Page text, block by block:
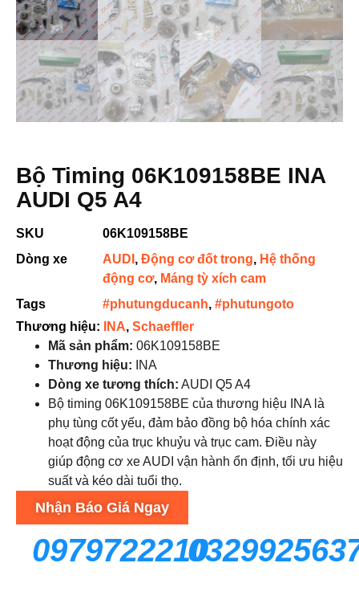
Bộ Timing 06K109158BE INA
AUDI Q5 A4
SKU
06K109158BE
Dòng xe
AUDI , Động cơ đốt trong, Hệ thống
động cơ, Máng tỳ xích cam
Tags
#phutungducanh, #phutungoto
Thương hiệu:
INA, Schaeffler
Mã sản phẩm: 06K109158BE
Thương hiệu: INA
Dòng xe tương thích: AUDI Q5 A4
Bộ timing 06K109158BE của thương hiệu INA là
phụ tùng cốt yếu, đảm bảo đồng bộ hóa chính xác
hoạt động của trục khuỷu và trục cam. Điều này
giúp động cơ xe AUDI vận hành ổn định, tối ưu hiệu
suất và kéo dài tuổi thọ.
Nhận Báo Giá Ngay
0979722210